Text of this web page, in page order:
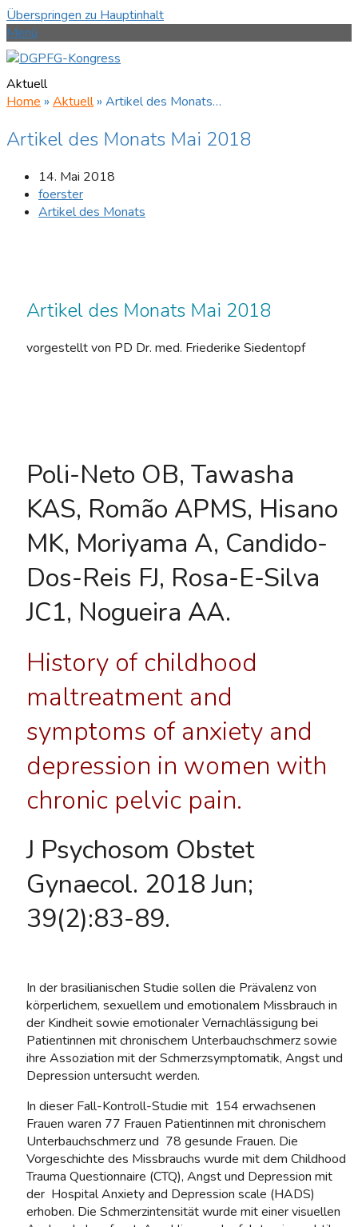
Überspringen zu Hauptinhalt
Menü
Aktuell
Home » Aktuell» Artikel des Monats…
Artikel des Monats Mai 2018
14. Mai 2018
foerster
Artikel des Monats
Artikel des Monats Mai 2018
vorgestellt von PD Dr. med. Friederike Siedentopf
Poli-Neto OB, Tawasha
KAS, Romão APMS, Hisano
MK, Moriyama A, Candido-
Dos-Reis FJ, Rosa-E-Silva
JC1, Nogueira AA.
History of childhood
maltreatment and
symptoms of anxiety and
depression in women with
chronic pelvic pain.
J Psychosom Obstet
Gynaecol. 2018 Jun;
39(2):83-89.
In der brasilianischen Studie sollen die Prävalenz von
körperlichem, sexuellem und emotionalem Missbrauch in
der Kindheit sowie emotionaler Vernachlässigung bei
Patientinnen mit chronischem Unterbauchschmerz sowie
ihre Assoziation mit der Schmerzsymptomatik, Angst und
Depression untersucht werden.
In dieser Fall-Kontroll-Studie mit 154 erwachsenen
Frauen waren 77 Frauen Patientinnen mit chronischem
Unterbauchschmerz und 78 gesunde Frauen. Die
Vorgeschichte des Missbrauchs wurde mit dem Childhood
Trauma Questionnaire (CTQ), Angst und Depression mit
der Hospital Anxiety and Depression scale (HADS)
erhoben. Die Schmerzintensität wurde mit einer visuellen